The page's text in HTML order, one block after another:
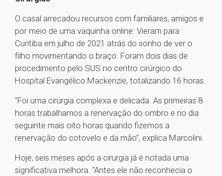
O casal arrecadou recursos com familiares, amigos e
por meio de uma vaquinha online. Vieram para
Curitiba em julho de 2021 atrás do sonho de ver o
filho movimentando o braço. Foram dois dias de
procedimento pelo SUS no centro cirúrgico do
Hospital Evangélico Mackenzie, totalizando 16 horas.
“Foi uma cirurgia complexa e delicada. As primeiras 8
horas trabalhamos a renervação do ombro e no dia
seguinte mais oito horas quando fizemos a
renervação do cotovelo e da mão”, explica Marcolini.
Hoje, seis meses após a cirurgia já é notada uma
significativa melhora. “Antes ele não reconhecia o